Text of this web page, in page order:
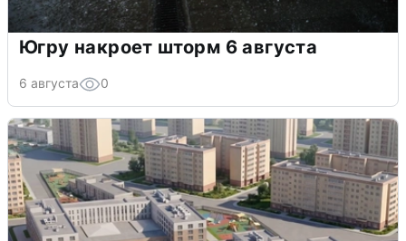
Югру накроет шторм 6 августа
6 августа 0